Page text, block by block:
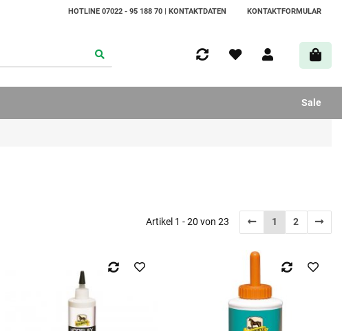
HOTLINE 07022 - 95 188 70 | KONTAKTDATEN KONTAKTFORMULAR
Sale
Artikel 1 - 20 von 23 1 2